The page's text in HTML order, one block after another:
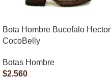
Bota Hombre Bucefalo Hector
CocoBelly
Botas Hombre
$2,560